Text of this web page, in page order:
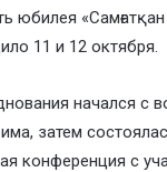
юбилея
11 и 12 октября.
начался с
затем
конференция с